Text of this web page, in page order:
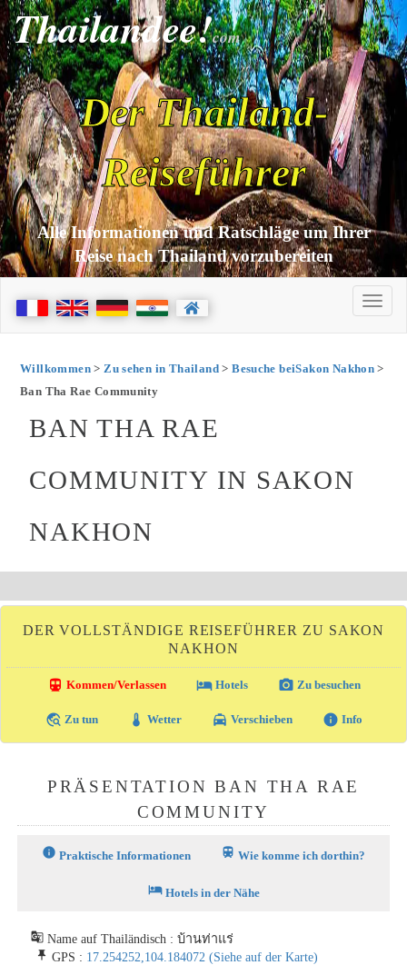
Thailandee!com
Der Thailand-
Reiseführer
Alle Informationen und Ratschläge um Ihrer
Reise nach Thailand vorzubereiten
Willkommen>Zu sehen in Thailand>Besuche beiSakon Nakhon >
Ban Tha Rae Community
BAN THA RAE
COMMUNITY IN SAKON
NAKHON
DER VOLLSTÄNDIGE REISEFÜHRER ZU SAKON
NAKHON
directions_transit Kommen/Verlassen local_hotelHotels photo_camera Zu besuchen
travel_explore Zu tun thermostat Wetter local_taxi Verschieben info Info
PRÄSENTATION BAN THA RAE
COMMUNITY
info Praktische Informationen train Wie komme ich dorthin?
hotelHotels in der Nähe
g_translate Name auf Thailändisch : บ้านท่าแร่
push_pin GPS : 17.254252,104.184072 (Siehe auf der Karte)